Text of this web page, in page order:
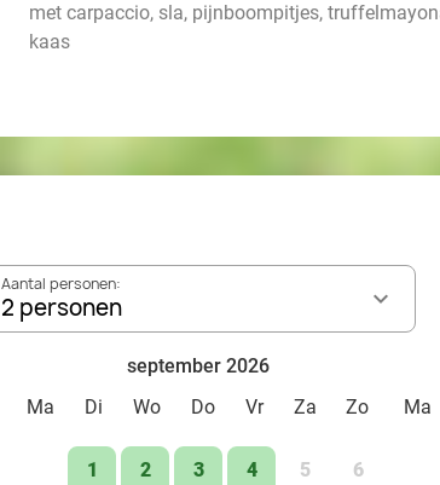
met carpaccio, sla, pijnboompitjes,
kaas
Aantal personen:
2 personen
september 2026
Ma
Di Wo Do Vr Za Zo
1 2 3 4 5 6
Ma